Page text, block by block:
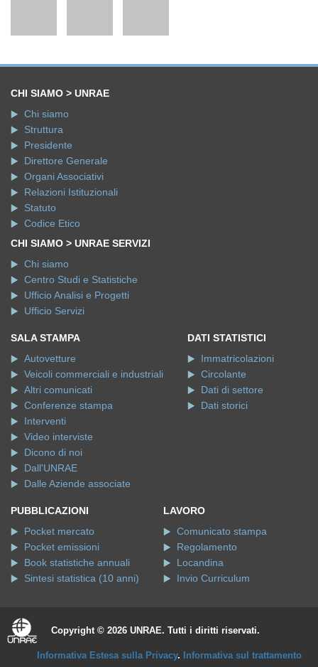
CHI SIAMO > UNRAE
Chi siamo
Struttura
Presidente
Direttore Generale
Organi Associativi
Relazioni Istituzionali
Statuto
Codice Etico
CHI SIAMO > UNRAE SERVIZI
Chi siamo
Centro Studi e Statistiche
Ufficio Analisi e Progetti
Ufficio Servizi
SALA STAMPA
Autovetture
Veicoli commerciali e industriali
Altri comunicati
Conferenze stampa
Interventi
Video interviste
Dicono di noi
Dall'UNRAE
Dalle Aziende associate
DATI STATISTICI
Immatricolazioni
Circolante
Dati di settore
Dati storici
PUBBLICAZIONI
Pocket mercato
Pocket emissioni
Book statistiche annuali
Sintesi statistica (10 anni)
LAVORO
Comunicato stampa
Regolamento
Locandina
Invio Curriculum
Copyright © 2026 UNRAE. Tutti i diritti riservati.
Informativa Estesa sulla Privacy. Informativa sul trattamento